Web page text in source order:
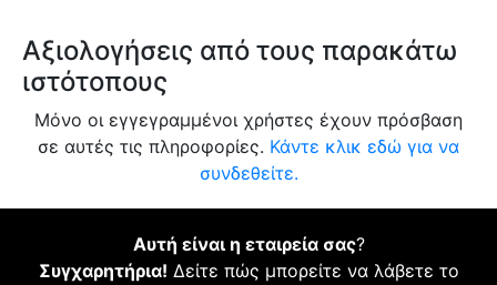
Αξιολογήσεις από τους παρακάτω
ιστότοπους
Μόνο οι εγγεγραμμένοι χρήστες έχουν πρόσβαση
σε αυτές τις πληροφορίες. Κάντε κλικ εδώ για να
συνδεθείτε.
Αυτή είναι η εταιρεία σας?
Συγχαρητήρια! Δείτε πώς μπορείτε να λάβετε το